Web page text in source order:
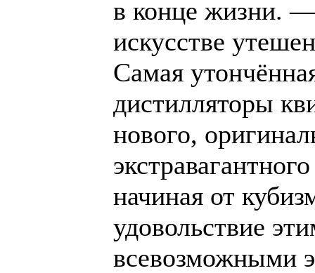
в конце жизни.
искусстве
Самая
дистилляторы
нового,
начиная от
удовольствие
всевозможными